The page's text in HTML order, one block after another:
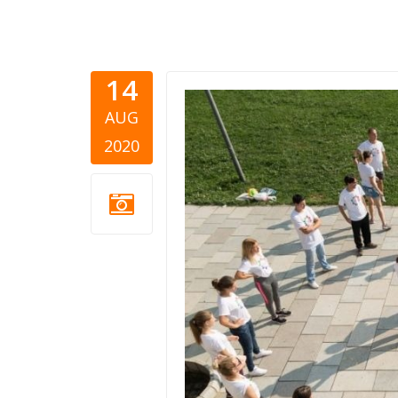
14
AUG
2020
moj-